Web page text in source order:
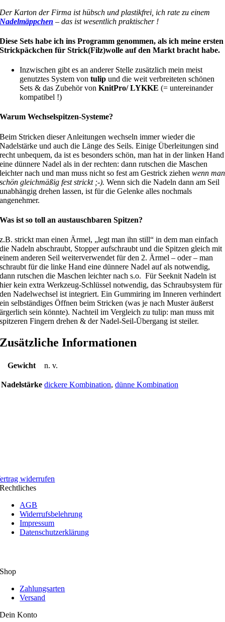
Der Karton der Firma ist hübsch und plastikfrei, ich rate zu einem
Nadelmäppchen – das ist wesentlich praktischer !
Diese Sets habe ich ins Programm genommen, als ich meine ersten
Strickpäckchen für Strick(Filz)wolle auf den Markt bracht habe.
Inzwischen gibt es an anderer Stelle zusätzlich mein meist
genutztes System vontulip und die weit verbreiteten schönen
Sets & das Zubehör von KnitPro/ LYKKE (= untereinander
kompatibel !)
Warum Wechselspitzen-Systeme?
Beim Stricken dieser Anleitungen wechseln immer wieder die
Nadelstärke und auch die Länge des Seils. Einige Überleitungen sind
recht unbequem, da ist es besonders schön, man hat in der linken Hand
eine dünnere Nadel als in der rechten: dann rutschen die Maschen
leichter nach und man muss nicht so fest am Gestrick ziehenwenn man
schön gleichmäßig fest strickt ;-).Wenn sich die Nadeln dann am Seil
unabhängig drehen lassen, ist für die Gelenke alles nochmals
angenehmer.
Was ist so toll an austauschbaren Spitzen?
z.B. strickt man einen Ärmel, „legt man ihn still“ in dem man einfach
die Nadeln abschraubt, Stopper aufschraubt und die Spitzen gleich mit
einem anderen Seil weiterverwendet für den 2. Ärmel – oder – man
schraubt für die linke Hand eine dünnere Nadel auf als notwendig,
dann rutschen die Maschen leichter nach s.o. Für Seeknit Nadeln ist
hier kein extra Werkzeug-Schlüssel notwendig, das Schraubsystem für
den Nadelwechsel ist integriert. Ein Gummiring im Inneren verhindert
ein selbständiges Öffnen beim Stricken (was je nach Muster äußerst
ärgerlich sein könnte). Nachteil im Vergleich zu tulip: man muss mit
spitzeren Fingern drehen & der Nadel-Seil-Übergang ist steiler.
Zusätzliche Informationen
Gewicht n. v.
Nadelstärke dickere Kombination,dünne Kombination
widerrufen
Rechtliches
AGB
Widerrufsbelehrung
Impressum
Datenschutzerklärung
Shop
Zahlungsarten
Versand
Dein Konto